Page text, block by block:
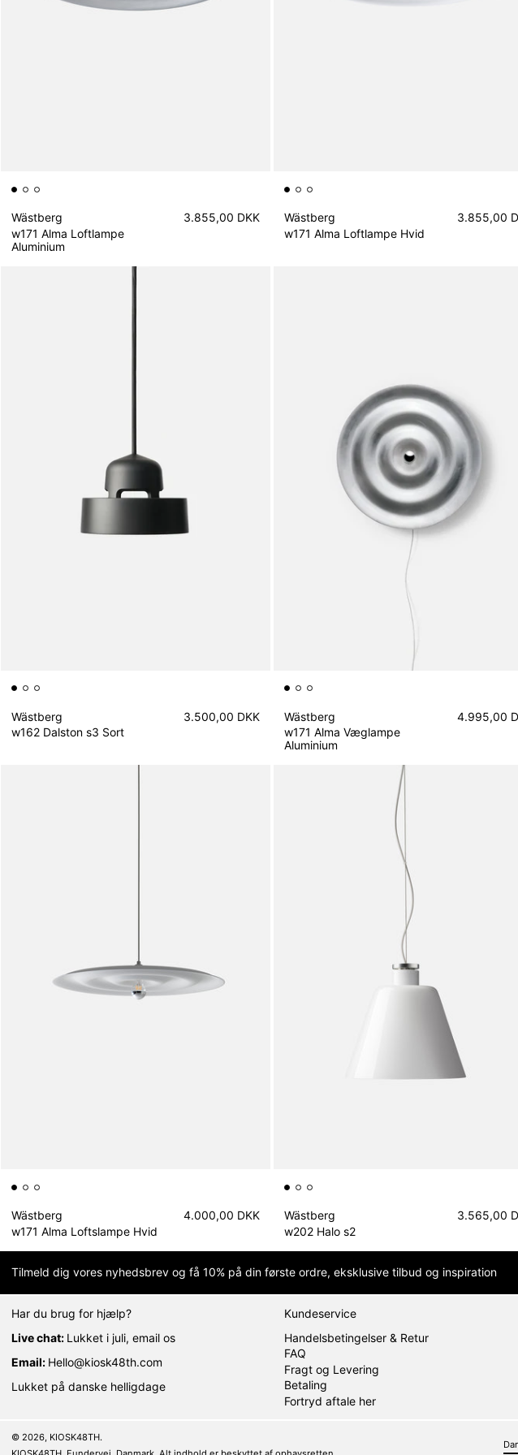
Wästberg
w171 Alma Loftlampe
Aluminium
3.855,00 DKK
Wästberg
w171 Alma Loftlampe Hvid
3.855,00
Wästberg
w162 Dalston s3 Sort
3.500,00 DKK
Wästberg
w171 Alma Væglampe
Aluminium
4.995,00
Wästberg
w171 Alma Loftslampe Hvid
4.000,00 DKK
Wästberg
w202 Halo s2
3.565,00
Tilmeld dig vores nyhedsbrev og få 10% på din første ordre, eksklusive tilbud og inspiration
Har du brug for hjælp?
Live chat: Lukket i juli, email os
Email: Hello@kiosk48th.com
Lukket på danske helligdage
Kundeservice
Handelsbetingelser & Retur
FAQ
Fragt og Levering
Betaling
Fortryd aftale her
© 2026, KIOSK48TH.